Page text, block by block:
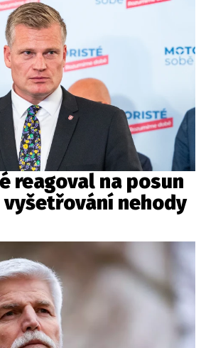
reagoval na posun
nehody